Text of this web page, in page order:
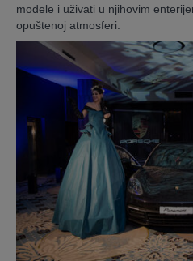
modele i uživati u njihovim
opuštenoj atmosferi.